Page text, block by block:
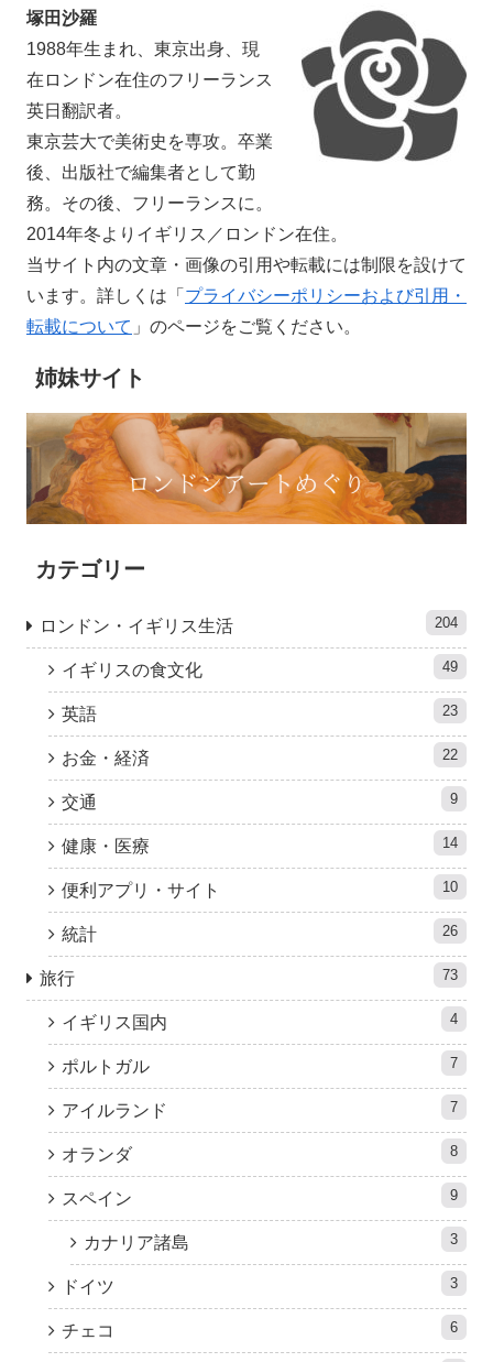
塚田沙羅
1988年生まれ、東京出身、現
在ロンドン在住のフリーランス
英日翻訳者。
東京芸大で美術史を専攻。卒業
後、出版社で編集者として勤
務。その後、フリーランスに。
2014年冬よりイギリス／ロンドン在住。
当サイト内の文章・画像の引用や転載には制限を設けて
います。詳しくは「 プライバシーポリシーおよび引用・
転載について 」のページをご覧ください。
姉妹サイト
カテゴリー
ロンドン・イギリス生活 204
イギリスの食文化 49
英語 23
お金・経済 22
交通 9
健康・医療 14
便利アプリ・サイト 10
統計 26
旅行 73
イギリス国内 4
ポルトガル 7
アイルランド 7
オランダ 8
スペイン 9
カナリア諸島 3
ドイツ 3
チェコ 6